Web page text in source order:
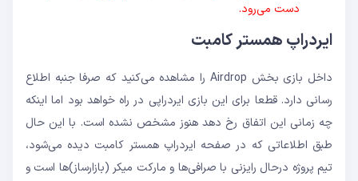
دست می‌رود.
ایردراپ همستر کامبت
داخل بازی بخش Airdrop را مشاهده می‌کنید که صرفا جنبه اطلاع
رسانی دارد. قطعا برای این بازی ایردراپی در راه خواهد بود اما اینکه
چه زمانی این اتفاق رخ دهد هنوز مشخص نشده است. با این حال
طبق اطلاعاتی که در صفحه ایردراپ همستر کامبت دیده می‌شود،
تیم پروژه درحال رایزنی با صرافی‌ها و مارکت میکر (بازارساز)ها است و